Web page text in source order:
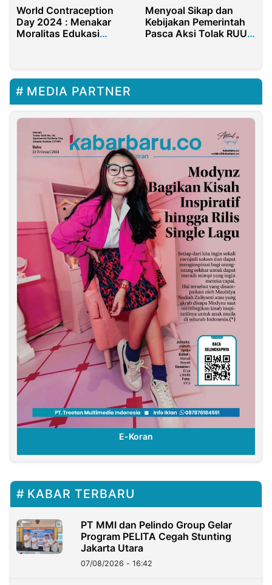
World Contraception
Day 2024 : Menakar
Moralitas Edukasi
Relevan ?
Menyoal Sikap dan
Kebijakan Pemerintah
Pasca Aksi Tolak RUU
MEDIA PARTNER
E-Koran
KABAR TERBARU
PT MMI dan Pelindo Group Gelar
Program PELITA Cegah Stunting
Jakarta Utara
07/08/2026 - 16:42